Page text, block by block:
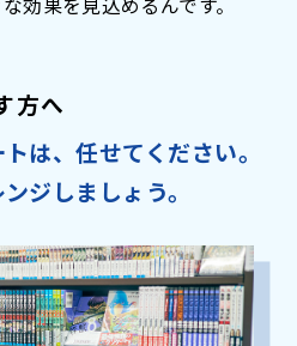
方へ
は、任せてください。
ジしましょう。